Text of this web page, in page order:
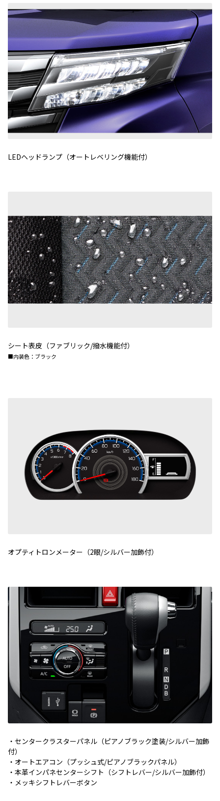
LEDヘッドランプ（オートレベリング機能付）
シート表皮（ファブリック/撥水機能付）
■内装色：ブラック
オプティトロンメーター（2眼/シルバー加飾付）
・センタークラスターパネル（ピアノブラック塗装/シルバー加飾
付）
・オートエアコン（プッシュ式/ピアノブラックパネル）
・本革インパネセンターシフト（シフトレバー/シルバー加飾付）
・メッキシフトレバーボタン